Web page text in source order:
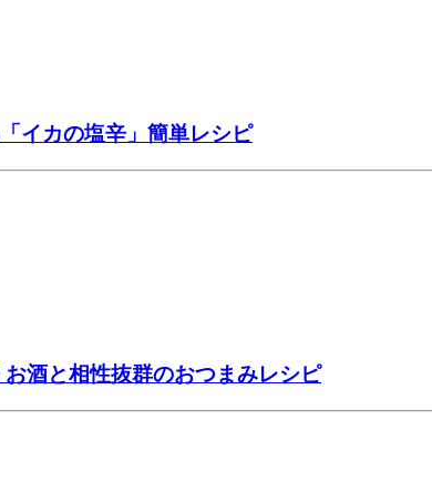
イカの塩辛」簡単レシピ
酒と相性抜群のおつまみレシピ